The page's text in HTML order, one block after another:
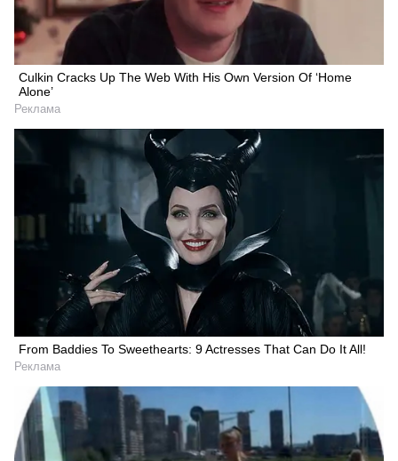
Culkin Cracks Up The Web With His Own Version Of ‘Home
Alone’
Реклама
From Baddies To Sweethearts: 9 Actresses That Can Do It All!
Реклама